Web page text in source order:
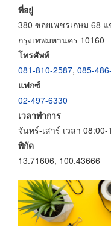
ที่อยู่
380 ซอยเพชรเกษม 68
กรุงเทพมหานคร 10160
โทรศัพท์
081-810-2587, 085-
แฟกซ์
02-497-6330
เวลาทำการ
จันทร์-เสาร์ เวลา 08:00-
พิกัด
13.71606, 100.43666